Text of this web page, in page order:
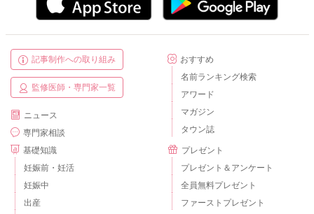
記事制作への取り組み
監修医師・専門家一覧
ニュース
専門家相談
基礎知識
妊娠前・妊活
妊娠中
出産
おすすめ
名前ランキング検索
アワード
マガジン
タウン誌
プレゼント
プレゼント＆アンケート
全員無料プレゼント
ファーストプレゼント